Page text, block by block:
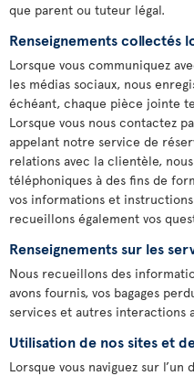
que parent ou tuteur légal.
Renseignements collectés
Lorsque vous communiquez
les médias sociaux, nous
échéant, chaque pièce jointe
Lorsque vous nous contactez
appelant notre service de
relations avec la clientèle,
téléphoniques à des fins de
vos informations et
recueillons également vos
Renseignements sur les
Nous recueillons des
avons fournis, vos bagages
services et autres interactions
Utilisation de nos sites et
Lorsque vous naviguez sur